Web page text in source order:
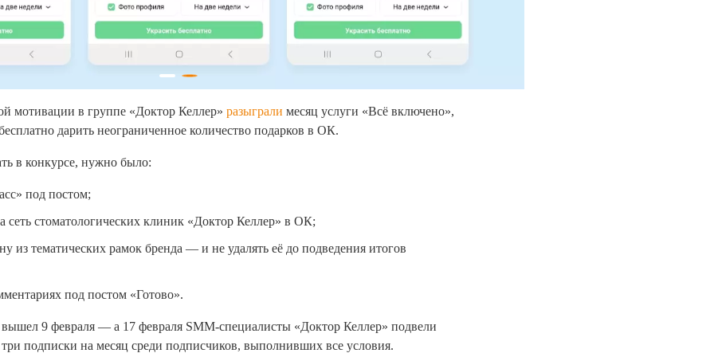
мотивации в группе «Доктор Келлер» разыграли месяц услуги «Всё включено»,
дарить неограниченное количество подарков в ОК.
в конкурсе, нужно было:
под постом;
сеть стоматологических клиник «Доктор Келлер» в ОК;
из тематических рамок бренда — и не удалять её до подведения итогов
под постом «Готово».
9 февраля — а 17 февраля SMM-специалисты «Доктор Келлер» подвели
подписки на месяц среди подписчиков, выполнивших все условия.